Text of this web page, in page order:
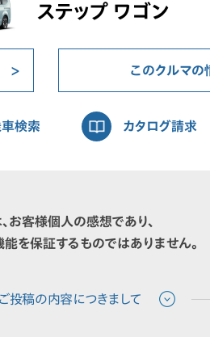
ステップ ワゴン
このクルマの
車検索 カタログ請求
お客様個人の感想であり、
を保証するものではありません。